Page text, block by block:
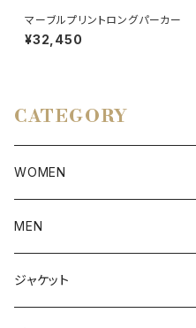
マーブルプリントロングパーカー
¥32,450
CATEGORY
WOMEN
アウター
ボトムス
MEN
アウター
ジャケット